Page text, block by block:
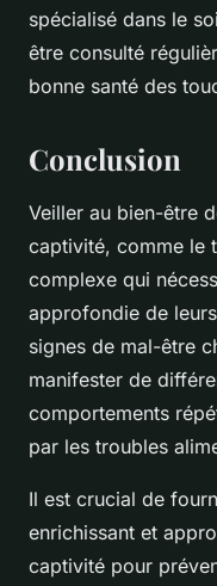
spécialisé dans le
être consulté
bonne santé des
Conclusion
Veiller au bien-être
captivité, comme le
complexe qui
approfondie de
signes de mal-être
manifester de
comportements
par les troubles
Il est crucial de
enrichissant et
captivité pour